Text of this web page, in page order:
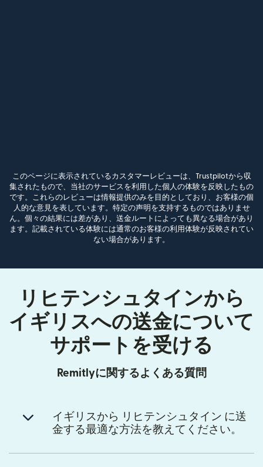
このページに表示されているカスタマーレビューは、Trustpilotから収
集されたもので、当社のサービスを利用した個人の体験を反映したもの
です。これらのレビューは情報提供のみを目的としており、お客様の個
人的な意見を表しています。特定の声明を支持するものではありませ
ん。個々の結果には差があり、送金ルートによっても異なる場合があり
ます。記載されている体験には通常のお客様の利用体験が反映されてい
ない場合があります。
リヒテンシュタインから
イギリスへの送金について
サポートを受ける
Remitlyに関するよくある質問
イギリスから リヒテンシュタイン に送
金する最適な方法を教えてください。